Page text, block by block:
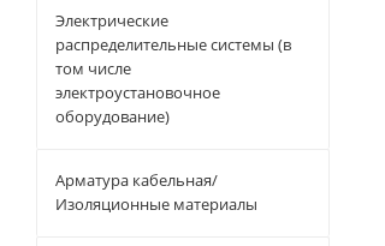
Электрические
распределительные системы (в
том числе
электроустановочное
оборудование)
Арматура кабельная/
Изоляционные материалы